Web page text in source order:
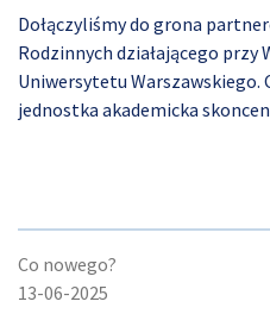
Dołączyliśmy do grona
Rodzinnych działającego
Uniwersytetu
jednostka akademicka
Co nowego?
13-06-2025